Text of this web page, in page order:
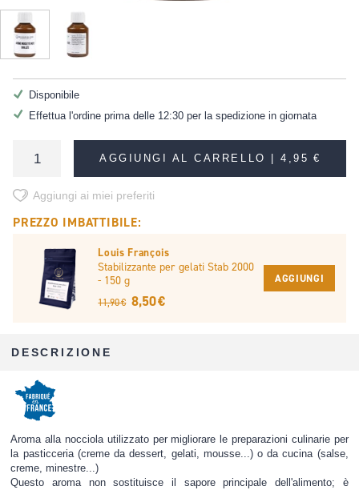
Disponibile
Effettua l'ordine prima delle 12:30 per la spedizione in giornata
AGGIUNGI AL CARRELLO |4,95 €
Aggiungi ai miei preferiti
PREZZO IMBATTIBILE:
Louis François
Stabilizzante per gelati Stab 2000
- 150 g
11,90 € 8,50 €
AGGIUNGI
DESCRIZIONE
Aroma alla nocciola utilizzato per migliorare le preparazioni culinarie per
la pasticceria (creme da dessert, gelati, mousse...) o da cucina (salse,
creme, minestre...)
Questo aroma non sostituisce il sapore principale dell'alimento; è